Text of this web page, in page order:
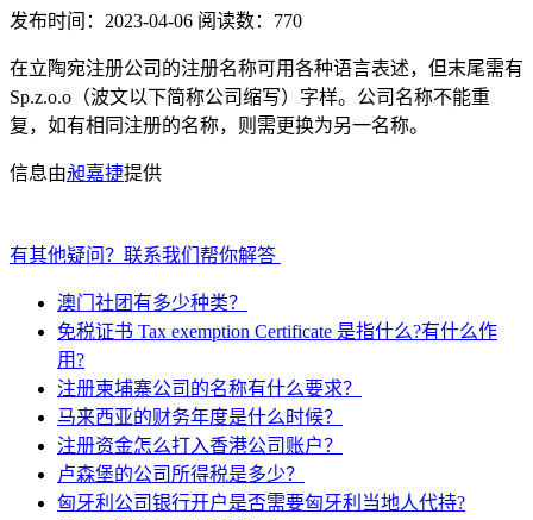
发布时间：2023-04-06 阅读数：770
在立陶宛注册公司的注册名称可用各种语言表述，但末尾需有
Sp.z.o.o（波文以下简称公司缩写）字样。公司名称不能重
复，如有相同注册的名称，则需更换为另一名称。
信息由昶嘉捷提供
有其他疑问？联系我们帮你解答
澳门社团有多少种类？
免税证书 Tax exemption Certificate 是指什么?有什么作
用?
注册柬埔寨公司的名称有什么要求？
马来西亚的财务年度是什么时候？
注册资金怎么打入香港公司账户？
卢森堡的公司所得税是多少？
匈牙利公司银行开户是否需要匈牙利当地人代持?